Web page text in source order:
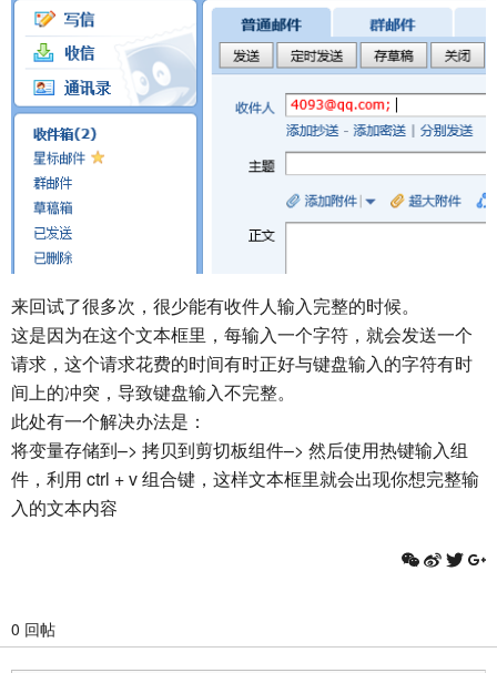
来回试了很多次，很少能有收件人输入完整的时候。
这是因为在这个文本框里，每输入一个字符，就会发送一个
请求，这个请求花费的时间有时正好与键盘输入的字符有时
间上的冲突，导致键盘输入不完整。
此处有一个解决办法是：
将变量存储到–> 拷贝到剪切板组件–> 然后使用热键输入组
件，利用 ctrl + v 组合键，这样文本框里就会出现你想完整输
入的文本内容
0 回帖